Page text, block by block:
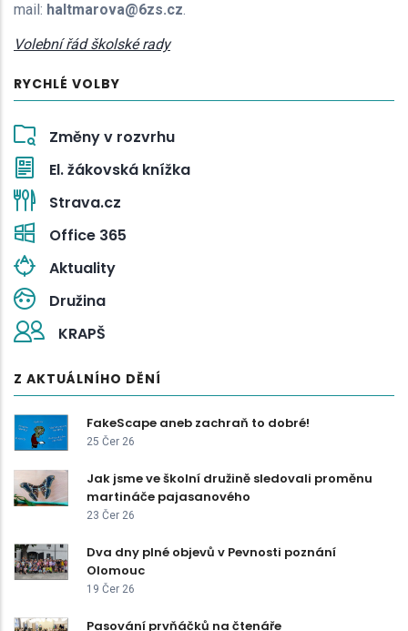
mail: haltmarova@6zs.cz.
Volební řád školské rady
RYCHLÉ VOLBY
Změny v rozvrhu
El. žákovská knížka
Strava.cz
Office 365
Aktuality
Družina
KRAPŠ
Z AKTUÁLNÍHO DĚNÍ
FakeScape aneb zachraň to dobré!
25 Čer 26
Jak jsme ve školní družině sledovali proměnu
martináče pajasanového
23 Čer 26
Dva dny plné objevů v Pevnosti poznání
Olomouc
19 Čer 26
Pasování prvňáčků na čtenáře